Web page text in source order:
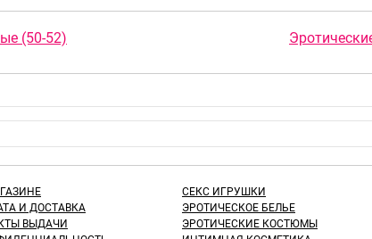
(50-52)
И ДОСТАВКА
ВЫДАЧИ
СЕКС ИГРУШКИ
ЭРОТИЧЕСКОЕ БЕЛЬЕ
ЭРОТИЧЕСКИЕ КОСТЮМЫ